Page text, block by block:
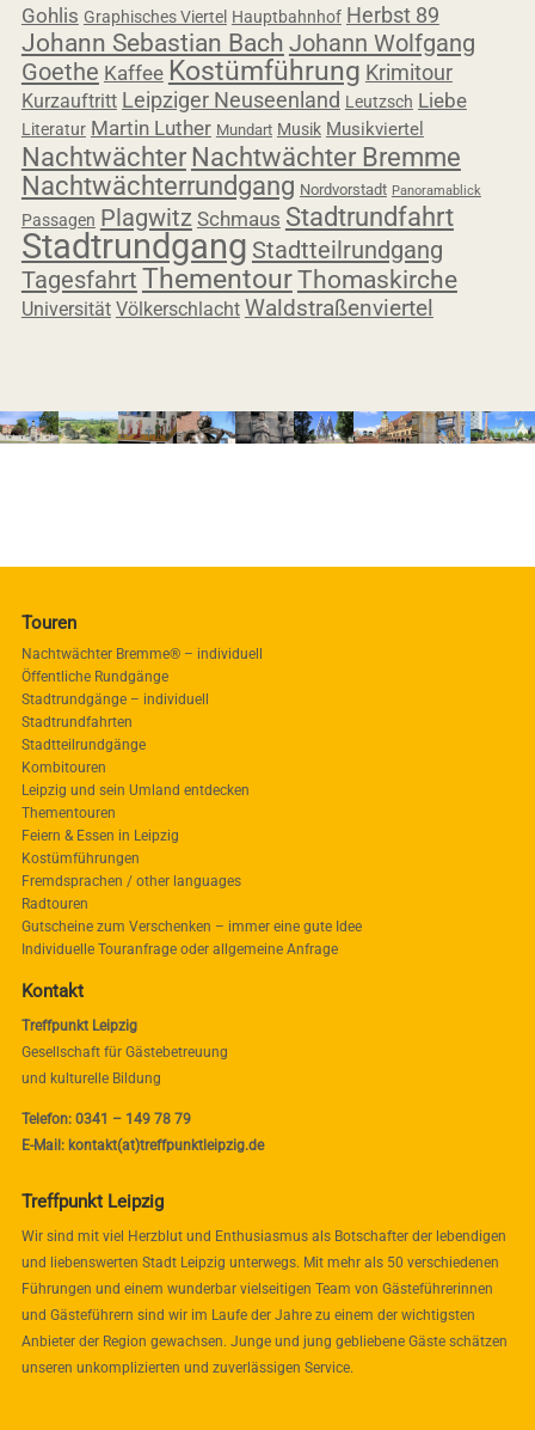
Gohlis Graphisches Viertel Hauptbahnhof Herbst 89
Johann Sebastian Bach Johann Wolfgang
Goethe Kaffee Kostümführung Krimitour
Kurzauftritt Leipziger Neuseenland Leutzsch Liebe
Literatur Martin Luther Mundart Musik Musikviertel
NachtwächterNachtwächter Bremme
Nachtwächterrundgang Nordvorstadt Panoramablick
Passagen Plagwitz Schmaus Stadtrundfahrt
Stadtrundgang Stadtteilrundgang
Tagesfahrt ThementourThomaskirche
Universität Völkerschlacht Waldstraßenviertel
Touren
Nachtwächter Bremme® – individuell
Öffentliche Rundgänge
Stadtrundgänge – individuell
Stadtrundfahrten
Stadtteilrundgänge
Kombitouren
Leipzig und sein Umland entdecken
Thementouren
Feiern & Essen in Leipzig
Kostümführungen
Fremdsprachen / other languages
Radtouren
Gutscheine zum Verschenken – immer eine gute Idee
Individuelle Touranfrage oder allgemeine Anfrage
Kontakt
Treffpunkt Leipzig
Gesellschaft für Gästebetreuung
und kulturelle Bildung
Telefon: 0341 – 149 78 79
E-Mail: kontakt(at)treffpunktleipzig.de
Treffpunkt Leipzig
Wir sind mit viel Herzblut und Enthusiasmus als Botschafter der lebendigen
und liebenswerten Stadt Leipzig unterwegs. Mit mehr als 50 verschiedenen
Führungen und einem wunderbar vielseitigen Team von Gästeführerinnen
und Gästeführern sind wir im Laufe der Jahre zu einem der wichtigsten
Anbieter der Region gewachsen. Junge und jung gebliebene Gäste schätzen
unseren unkomplizierten und zuverlässigen Service.